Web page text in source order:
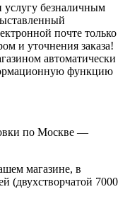
безналичным
почте только
и уточнения заказа!
автоматически
функцию
по Москве —
магазине, в
(двухстворчатой 7000